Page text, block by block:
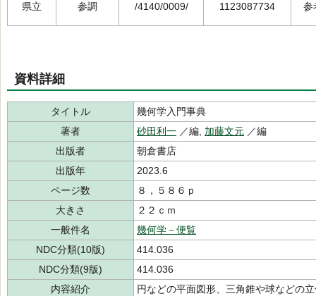
県立 参調 /4140/0009/ 1123087734 参
資料詳細
タイトル
幾何学入門事典
著者
砂田利一 ／編, 加藤文元 ／編
出版者
朝倉書店
出版年
2023.6
ページ数
８，５８６ｐ
大きさ
２２ｃｍ
一般件名
幾何学－便覧
NDC分類(10版)
414.036
NDC分類(9版)
414.036
内容紹介
円などの平面図形、三角錐や球などの